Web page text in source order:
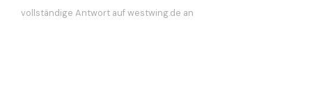
vollständige Antwort auf westwing.de an